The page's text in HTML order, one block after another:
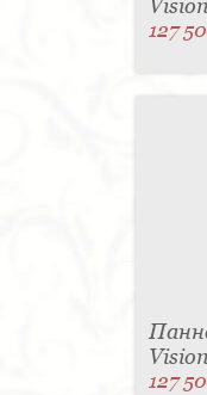
127
127